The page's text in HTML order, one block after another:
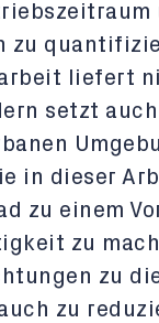
zu
liefert
setzt
in dieser
zu einem
zu
zu
zu